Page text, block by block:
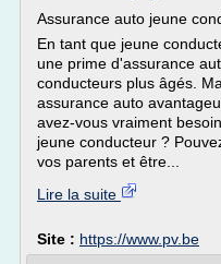
Assurance auto jeune
En tant que jeune
une prime d'assurance
conducteurs plus âgés.
assurance auto
avez-vous vraiment
jeune conducteur ?
vos parents et être...
Lire la suite
Site : https://www.pv.be